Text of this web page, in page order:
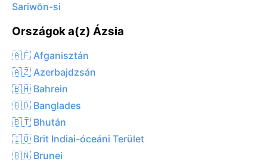
Sariwŏn-si
Országok a(z) Ázsia
🇦🇫 Afganisztán
🇦🇿 Azerbajdzsán
🇧🇭 Bahrein
🇧🇩 Banglades
🇧🇹 Bhután
🇮🇴 Brit Indiai-óceáni Terület
🇧🇳 Brunei